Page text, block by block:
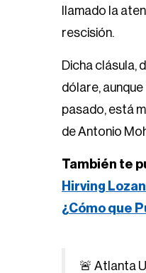
llamado la
rescisión.
Dicha clásula,
dólare,
pasado, está
de Antonio
También te
Hirving
¿Cómo que
🚨 Atlanta